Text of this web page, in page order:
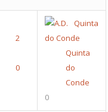
Quinta
do
Conde
0